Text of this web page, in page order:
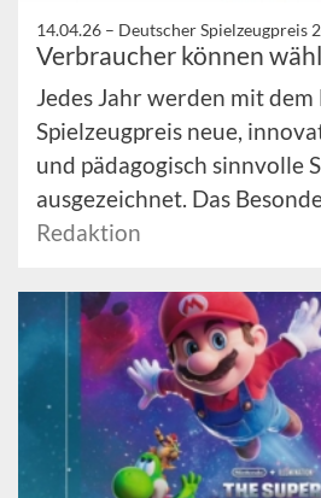
14.04.26 – Deutscher Spielzeugpreis
Verbraucher können
Jedes Jahr werden mit
Spielzeugpreis neue,
und pädagogisch sinnvolle
ausgezeichnet. Das
Redaktion